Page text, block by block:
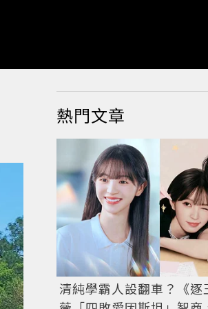
熱門文章
清純學霸人設翻車？《逐